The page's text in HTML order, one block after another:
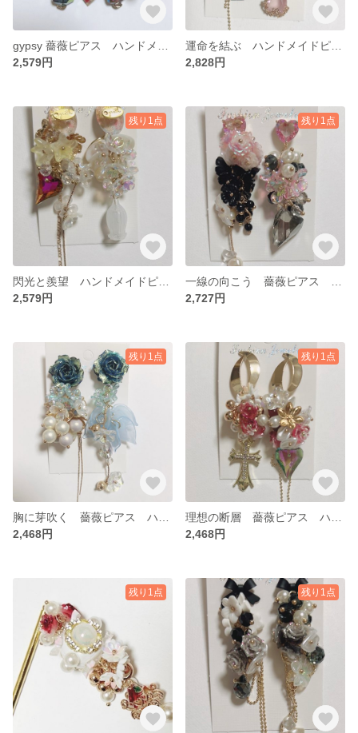
2,579円
2,828円
残り1点
2,579円
残り1点
2,727円
残り1点
2,468円
残り1点
2,468円
残り1点 残り1点